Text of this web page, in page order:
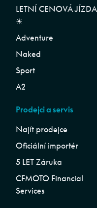
LETNÍ CENOVÁ JÍZDA
☀︎
Adventure
Naked
Sport
A2
Prodejci a servis
Najít prodejce
Oficiální importér
5 LET Záruka
CFMOTO Financial
Services